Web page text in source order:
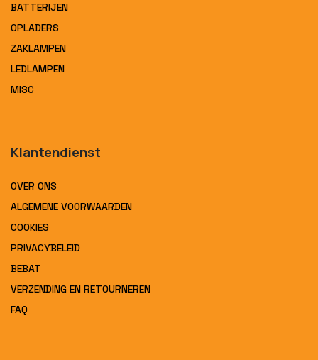
BATTERIJEN
OPLADERS
ZAKLAMPEN
LEDLAMPEN
MISC
Klantendienst
OVER ONS
ALGEMENE VOORWAARDEN
COOKIES
PRIVACYBELEID
BEBAT
VERZENDING EN RETOURNEREN
FAQ